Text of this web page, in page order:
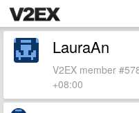
LauraAn
V2EX member
+08:00